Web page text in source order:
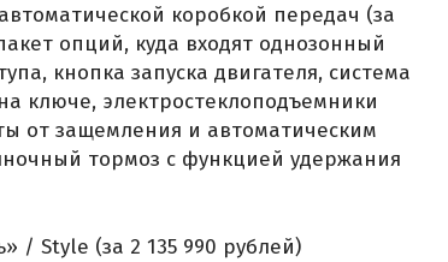
коробкой передач (за
опций, куда входят однозонный
кнопка запуска двигателя, система
ключе, электростеклоподъемники
от защемления и автоматическим
тормоз с функцией удержания
/ Style (за 2 135 990 рублей)